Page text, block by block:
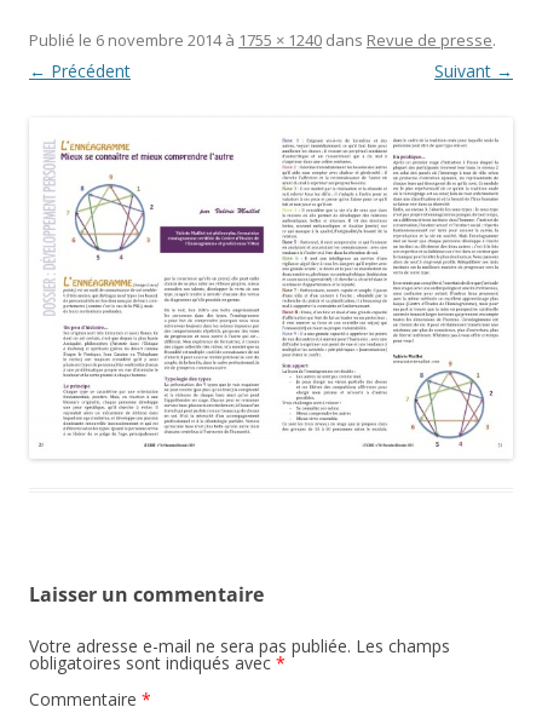
Publié le 6 novembre 2014à 1755 × 1240 dans Revue de presse.
← Précédent Suivant →
Laisser un commentaire
Votre adresse e-mail ne sera pas publiée. Les champs
obligatoires sont indiqués avec *
Commentaire *